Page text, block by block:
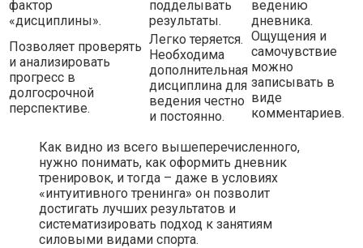
ведению
дневника.
Ощущения и
самочувствие
можно
записывать в
виде
комментариев.
фактор
«дисциплины».
подделывать
результаты.
Позволяет проверять
и анализировать
прогресс в
долгосрочной
перспективе.
Легко теряется.
Необходима
дополнительная
дисциплина для
ведения честно
и постоянно.
Как видно из всего вышеперечисленного,
нужно понимать, как оформить дневник
тренировок, и тогда – даже в условиях
«интуитивного тренинга» он позволит
достигать лучших результатов и
систематизировать подход к занятиям
силовыми видами спорта.